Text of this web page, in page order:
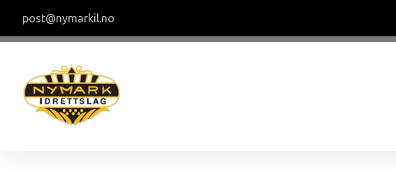
post@nymarkil.no